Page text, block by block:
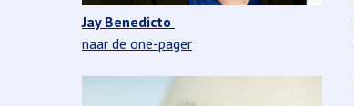
Jay Benedicto
naar de one-pager